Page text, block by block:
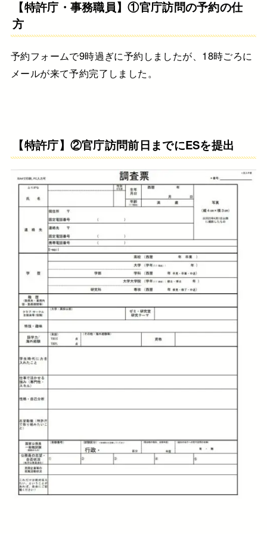
【特許庁・事務職員】①官庁訪問の予約の仕
方
予約フォームで9時過ぎに予約しましたが、18時ごろに
メールが来て予約完了しました。
【特許庁】②官庁訪問前日までにESを提出